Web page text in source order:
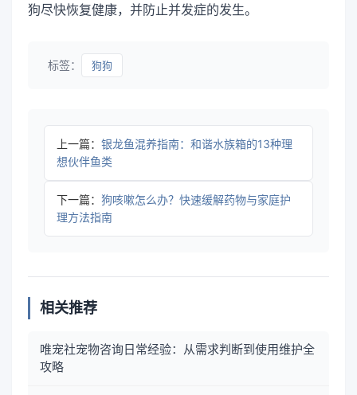
狗尽快恢复健康，并防止并发症的发生。
标签： 狗狗
上一篇： 银龙鱼混养指南：和谐水族箱的13种理
想伙伴鱼类
下一篇： 狗咳嗽怎么办？快速缓解药物与家庭护
理方法指南
相关推荐
唯宠社宠物咨询日常经验：从需求判断到使用维护全
攻略